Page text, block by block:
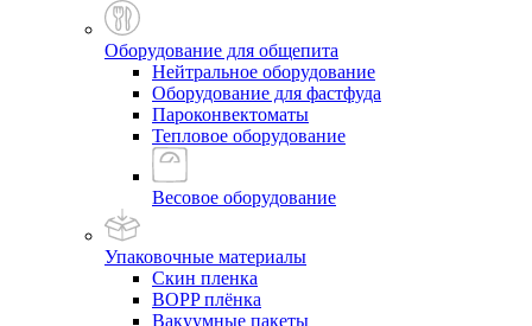
Оборудование для общепита
Нейтральное оборудование
Оборудование для фастфуда
Пароконвектоматы
Тепловое оборудование
Весовое оборудование
Упаковочные материалы
Скин пленка
BOPP плёнка
Вакуумные пакеты